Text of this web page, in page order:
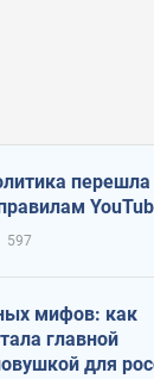
перешла
597
мифов: как
главной
для